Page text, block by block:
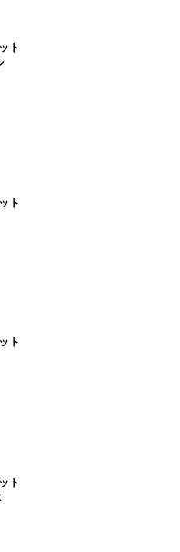
ト
ト
ト
ト